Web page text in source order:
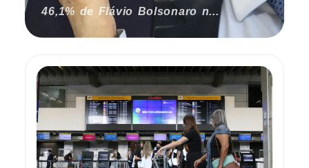
46,1% de Flávio Bolsonaro n...